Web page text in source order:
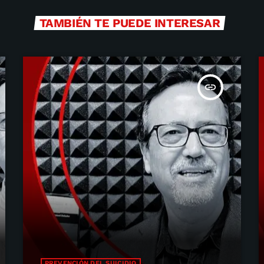
TAMBIÉN TE PUEDE INTERESAR
insert_link